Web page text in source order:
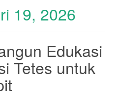
i
19, 2026
Edukasi
Tetes untuk